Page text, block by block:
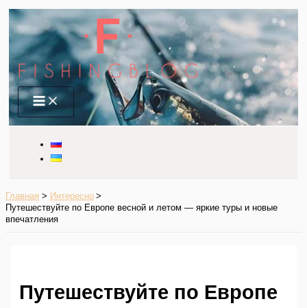
Перейти
содержимому
Main
Menu
Главная
Интересно
Путешествуйте по Европе весной и летом — яркие туры и новые
впечатления
Путешествуйте по Европе